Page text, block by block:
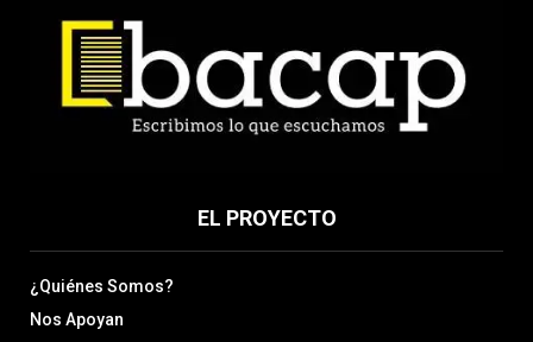
EL PROYECTO
¿Quiénes Somos?
Nos Apoyan